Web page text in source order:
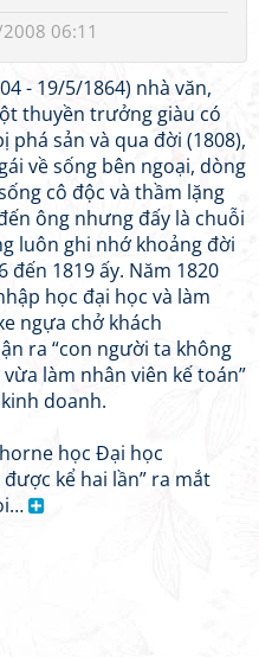
06:11
- 19/5/1864) nhà văn,
thuyền trưởng giàu có
phá sản và qua đời (1808),
về sống bên ngoại, dòng
cô độc và thầm lặng
ông nhưng đấy là chuỗi
luôn ghi nhớ khoảng đời
1819 ấy. Năm 1820
học đại học và làm
ngựa chở khách
ra “con người ta không
làm nhân viên kế toán”
doanh.
học Đại học
kể hai lần” ra mắt